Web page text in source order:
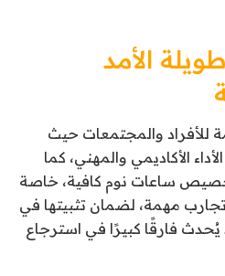
الأمد
للأفراد والمجتمعات حيث
الأكاديمي والمهني، كما
ساعات نوم كافية، خاصة
مهمة، لضمان تثبيتها في
يُحدث فارقًا كبيرًا في استرجاع